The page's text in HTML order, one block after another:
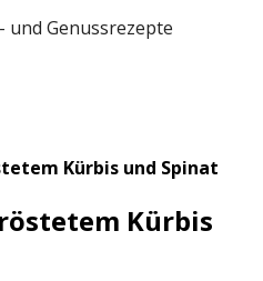
und Genussrezepte
Kürbis und Spinat
Kürbis